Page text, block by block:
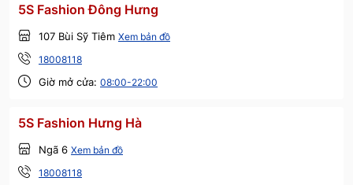
5S Fashion Đông Hưng
107 Bùi Sỹ Tiêm Xem bản đồ
18008118
Giờ mở cửa: 08:00-22:00
5S Fashion Hưng Hà
Ngã 6 Xem bản đồ
18008118